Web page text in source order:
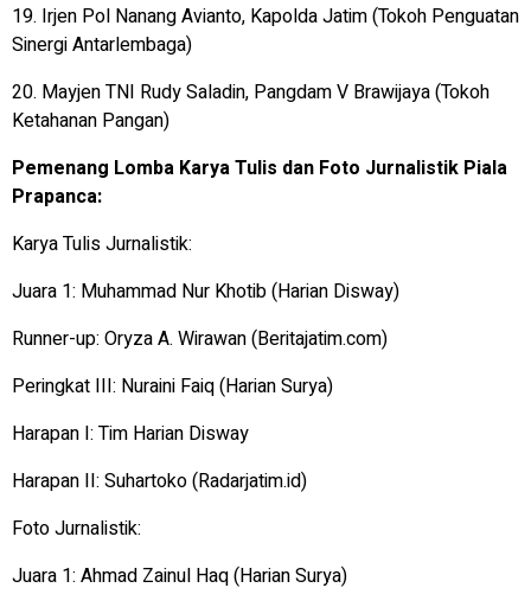
19. Irjen Pol Nanang Avianto, Kapolda Jatim (Tokoh Penguatan
Sinergi Antarlembaga)
20. Mayjen TNI Rudy Saladin, Pangdam V Brawijaya (Tokoh
Ketahanan Pangan)
Pemenang Lomba Karya Tulis dan Foto Jurnalistik Piala
Prapanca:
Karya Tulis Jurnalistik:
Juara 1: Muhammad Nur Khotib (Harian Disway)
Runner-up: Oryza A. Wirawan (Beritajatim.com)
Peringkat III: Nuraini Faiq (Harian Surya)
Harapan I: Tim Harian Disway
Harapan II: Suhartoko (Radarjatim.id)
Foto Jurnalistik:
Juara 1: Ahmad Zainul Haq (Harian Surya)